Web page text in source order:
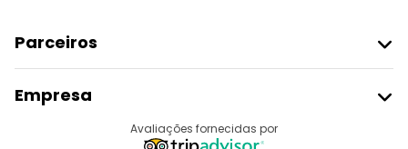
Parceiros
Registo Do Fornecedor
Programa De Afiliados
Empresa
Avaliações fornecidas por